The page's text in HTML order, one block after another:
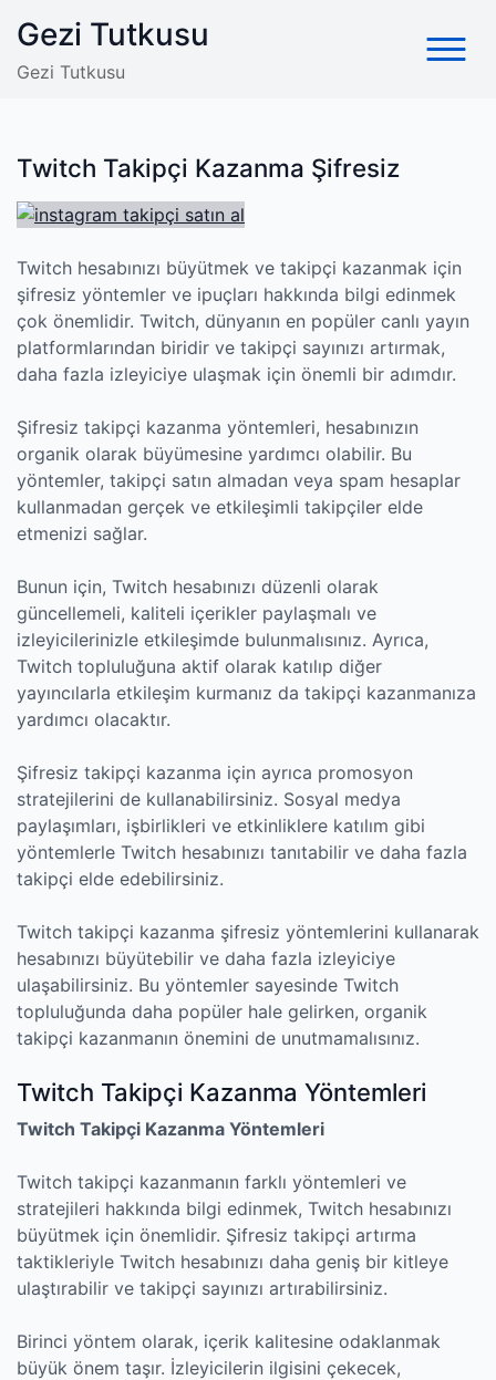
content
Gezi Tutkusu
Gezi Tutkusu
Twitch Takipçi Kazanma Şifresiz
Twitch hesabınızı büyütmek ve takipçi kazanmak için
şifresiz yöntemler ve ipuçları hakkında bilgi edinmek
çok önemlidir. Twitch, dünyanın en popüler canlı yayın
platformlarından biridir ve takipçi sayınızı artırmak,
daha fazla izleyiciye ulaşmak için önemli bir adımdır.
Şifresiz takipçi kazanma yöntemleri, hesabınızın
organik olarak büyümesine yardımcı olabilir. Bu
yöntemler, takipçi satın almadan veya spam hesaplar
kullanmadan gerçek ve etkileşimli takipçiler elde
etmenizi sağlar.
Bunun için, Twitch hesabınızı düzenli olarak
güncellemeli, kaliteli içerikler paylaşmalı ve
izleyicilerinizle etkileşimde bulunmalısınız. Ayrıca,
Twitch topluluğuna aktif olarak katılıp diğer
yayıncılarla etkileşim kurmanız da takipçi kazanmanıza
yardımcı olacaktır.
Şifresiz takipçi kazanma için ayrıca promosyon
stratejilerini de kullanabilirsiniz. Sosyal medya
paylaşımları, işbirlikleri ve etkinliklere katılım gibi
yöntemlerle Twitch hesabınızı tanıtabilir ve daha fazla
takipçi elde edebilirsiniz.
Twitch takipçi kazanma şifresiz yöntemlerini kullanarak
hesabınızı büyütebilir ve daha fazla izleyiciye
ulaşabilirsiniz. Bu yöntemler sayesinde Twitch
topluluğunda daha popüler hale gelirken, organik
takipçi kazanmanın önemini de unutmamalısınız.
Twitch Takipçi Kazanma Yöntemleri
Twitch Takipçi Kazanma Yöntemleri
Twitch takipçi kazanmanın farklı yöntemleri ve
stratejileri hakkında bilgi edinmek, Twitch hesabınızı
büyütmek için önemlidir. Şifresiz takipçi artırma
taktikleriyle Twitch hesabınızı daha geniş bir kitleye
ulaştırabilir ve takipçi sayınızı artırabilirsiniz.
Birinci yöntem olarak, içerik kalitesine odaklanmak
büyük önem taşır. İzleyicilerin ilgisini çekecek,